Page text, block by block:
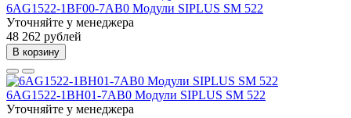
6AG1522-1BF00-7AB0 Модули SIPLUS SM 522
Уточняйте у менеджера
48 262 рублей
В корзину
6AG1522-1BH01-7AB0 Модули SIPLUS SM 522
Уточняйте у менеджера